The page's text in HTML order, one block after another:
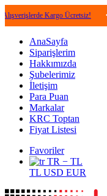
Kargo Ücretsiz! •
AnaSayfa
Siparişlerim
Hakkımızda
Şubelerimiz
İletişim
Para Puan
Markalar
KRC Toptan
Fiyat Listesi
Favoriler
TR − TL
TL USD EUR